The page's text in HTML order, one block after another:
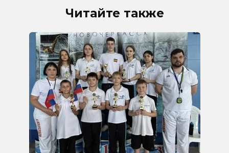
Читайте также